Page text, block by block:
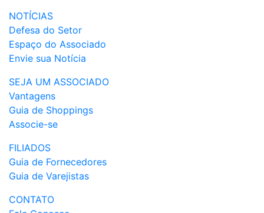
NOTÍCIAS
Defesa do Setor
Espaço do Associado
Envie sua Notícia
SEJA UM ASSOCIADO
Vantagens
Guia de Shoppings
Associe-se
FILIADOS
Guia de Fornecedores
Guia de Varejistas
CONTATO